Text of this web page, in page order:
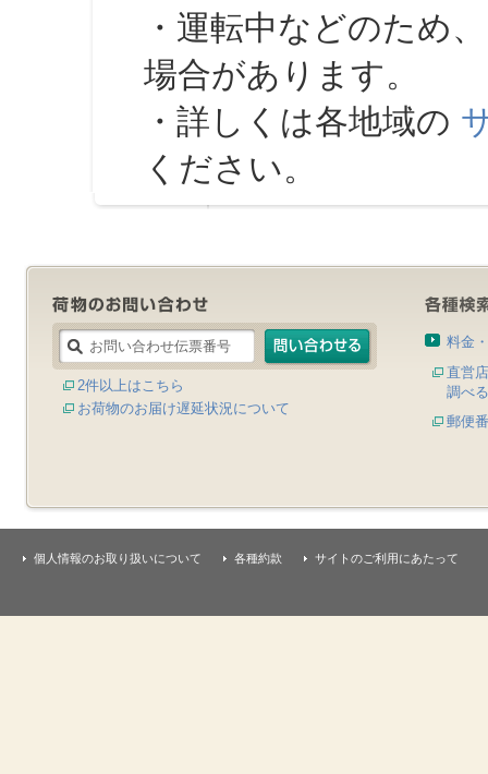
・運転中などのため
場合があります。
・詳しくは各地域の
ください。
2件以上はこちら
お荷物のお届け遅延状況について
料金
直営
調べる
郵便
個人情報のお取り扱いについて 各種約款 サイトのご利用にあたって